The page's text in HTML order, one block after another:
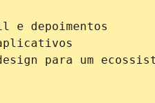
e depoimentos
para um